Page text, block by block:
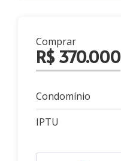
Comprar
R$ 370.000
Condomínio
IPTU